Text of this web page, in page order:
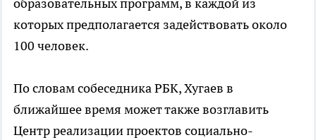
образовательных программ, в каждой из
которых предполагается задействовать около
100 человек.
По словам собеседника РБК, Хугаев в
ближайшее время может также возглавить
Центр реализации проектов социально-